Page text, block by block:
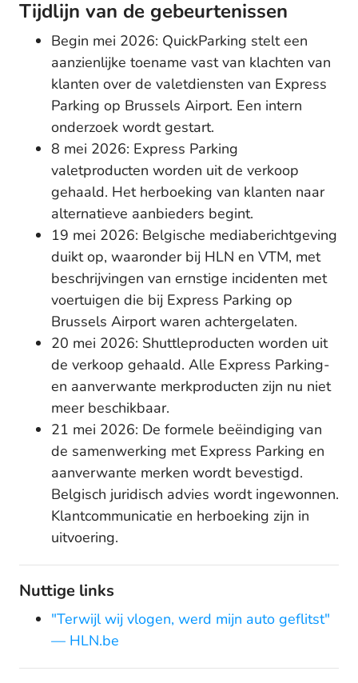
Tijdlijn van de gebeurtenissen
Begin mei 2026: QuickParking stelt een
aanzienlijke toename vast van klachten van
klanten over de valetdiensten van Express
Parking op Brussels Airport. Een intern
onderzoek wordt gestart.
8 mei 2026: Express Parking
valetproducten worden uit de verkoop
gehaald. Het herboeking van klanten naar
alternatieve aanbieders begint.
19 mei 2026: Belgische mediaberichtgeving
duikt op, waaronder bij HLN en VTM, met
beschrijvingen van ernstige incidenten met
voertuigen die bij Express Parking op
Brussels Airport waren achtergelaten.
20 mei 2026: Shuttleproducten worden uit
de verkoop gehaald. Alle Express Parking-
en aanverwante merkproducten zijn nu niet
meer beschikbaar.
21 mei 2026: De formele beëindiging van
de samenwerking met Express Parking en
aanverwante merken wordt bevestigd.
Belgisch juridisch advies wordt ingewonnen.
Klantcommunicatie en herboeking zijn in
uitvoering.
Nuttige links
"Terwijl wij vlogen, werd mijn auto geflitst"
— HLN.be